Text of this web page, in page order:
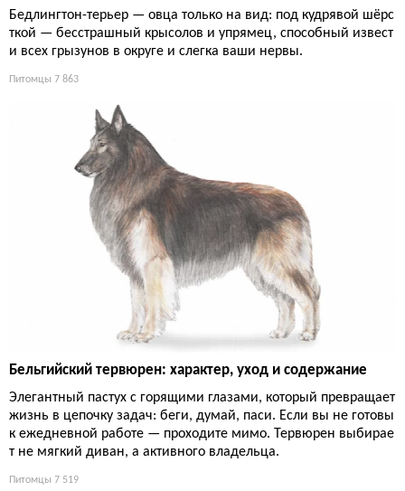
Бедлингтон-терьер — овца только на вид: под кудрявой шёрс
ткой — бесстрашный крысолов и упрямец, способный извест
и всех грызунов в округе и слегка ваши нервы.
Питомцы 7 863
Бельгийский тервюрен: характер, уход и содержание
Элегантный пастух с горящими глазами, который превращает
жизнь в цепочку задач: беги, думай, паси. Если вы не готовы
к ежедневной работе — проходите мимо. Тервюрен выбирае
т не мягкий диван, а активного владельца.
Питомцы 7 519